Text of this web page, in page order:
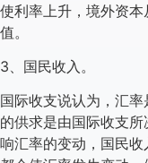
使利率上升，境外资
值。
3、国民收入。
国际收支说认为，汇率
的供求是由国际收支
响汇率的变动，国民